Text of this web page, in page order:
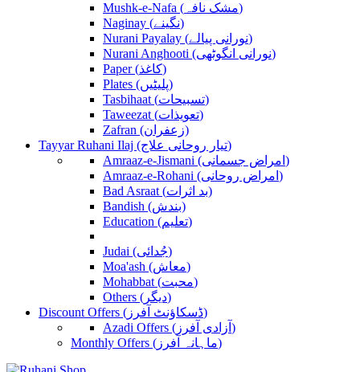
Mushk-e-Nafa (مشک نافہ)
Naginay (نگینے)
Nurani Payalay (نورانی پیالے)
Nurani Anghooti (نورانی انگوٹھی)
Paper (کاغذ)
Plates (پلیٹیں)
Tasbihaat (تسبیحات)
Taweezat (تعویذات)
Zafran (زعفران)
Tayyar Ruhani Ilaj (تیار روحانی علاج)
Amraaz-e-Jismani (امراض جسمانی)
Amraaz-e-Rohani (امراض روحانی)
Bad Asraat (بد اثرات)
Bandish (بندش)
Education (تعلیم)
Judai (جُدائی)
Moa'ash (معاش)
Mohabbat (محبت)
Others (دیگر)
Discount Offers (ڈسکاؤنٹ آفرز)
Azadi Offers (آزادی آفرز)
Monthly Offers (ماہانہ آفرز)